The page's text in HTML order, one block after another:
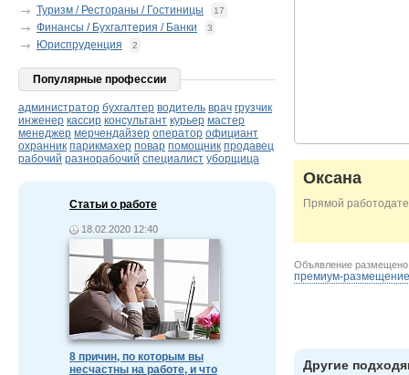
Туризм / Рестораны / Гостиницы 17
Финансы / Бухгалтерия / Банки 3
Юриспруденция 2
Популярные профессии
администратор бухгалтер водитель врач грузчик
инженер кассир консультант курьер мастер
менеджер мерчендайзер оператор официант
охранник парикмахер повар помощник продавец
рабочий разнорабочий специалист уборщица
Статьи о работе
18.02.2020 12:40
8 причин, по которым вы
несчастны на работе, и что
Оксана
Прямой
Объявление
премиум-размещение
Другие